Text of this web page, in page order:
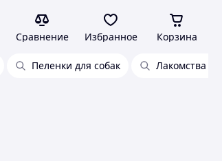
Сравнение Избранное Корзина
Пеленки для собак Лакомства